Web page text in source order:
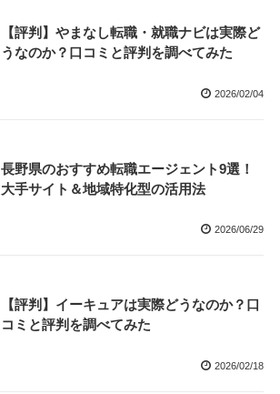
【評判】やまなし転職・就職ナビは実際ど
うなのか？口コミと評判を調べてみた
2026/02/04
長野県のおすすめ転職エージェント9選！
大手サイト＆地域特化型の活用法
2026/06/29
【評判】イーキュアは実際どうなのか？口
コミと評判を調べてみた
2026/02/18